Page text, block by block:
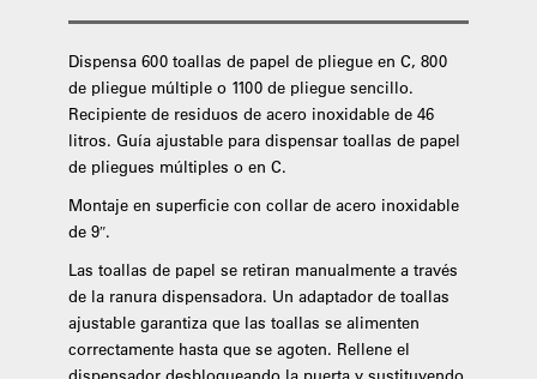
Dispensa 600 toallas de papel de pliegue en C, 800
de pliegue múltiple o 1100 de pliegue sencillo.
Recipiente de residuos de acero inoxidable de 46
litros. Guía ajustable para dispensar toallas de papel
de pliegues múltiples o en C.
Montaje en superficie con collar de acero inoxidable
de 9″.
Las toallas de papel se retiran manualmente a través
de la ranura dispensadora. Un adaptador de toallas
ajustable garantiza que las toallas se alimenten
correctamente hasta que se agoten. Rellene el
dispensador desbloqueando la puerta y sustituyendo